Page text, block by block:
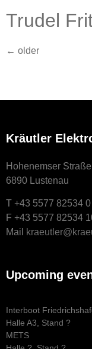
Trudel
← older
Kräutler
Hohenemser
6890 Lustenau
T +43 5577 82534 0
F +43 5577 82534
Mail
Upcoming
Interboot
Halle A3, Stand ?
METS